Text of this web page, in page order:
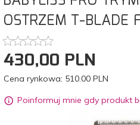
OSTRZEM T-BLADE
430,00 PLN
Cena rynkowa: 510.00 PLN
Poinformuj mnie gdy produkt